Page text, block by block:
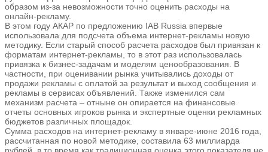
образом из-за невозможности точно оценить расходы на
онлайн-рекламу.
В этом году АКАР по предложению IAB Russia впервые
использовала для подсчета объема интернет-рекламы новую
методику. Если старый способ расчета расходов был привязан к
форматам интернет-рекламы, то в этот раз использовалась
привязка к бизнес-задачам и моделям ценообразования. В
частности, при оценивании рынка учитывались доходы от
продажи рекламы с оплатой за результат и выход сообщения и
рекламы в сервисах объявлений. Также изменился сам
механизм расчета – отныне он опирается на финансовые
отчеты основных игроков рынка и экспертные оценки рекламных
бюджетов различных площадок.
Сумма расходов на интернет-рекламу в январе-июне 2016 года,
рассчитанная по новой методике, составила 63 миллиарда
рублей, в то время как традиционная оценка этого показателя не